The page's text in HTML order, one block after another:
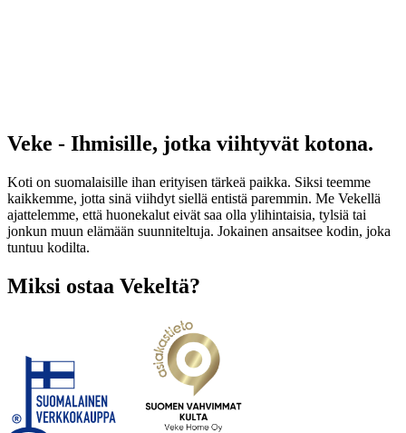
Veke - Ihmisille, jotka viihtyvät kotona.
Koti on suomalaisille ihan erityisen tärkeä paikka. Siksi teemme
kaikkemme, jotta sinä viihdyt siellä entistä paremmin. Me Vekellä
ajattelemme, että huonekalut eivät saa olla ylihintaisia, tylsiä tai
jonkun muun elämään suunniteltuja. Jokainen ansaitsee kodin, joka
tuntuu kodilta.
Miksi ostaa Vekeltä?